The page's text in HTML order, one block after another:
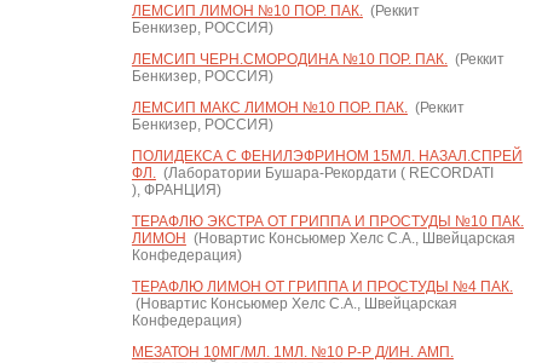
ЛЕМСИП ЛИМОН №10 ПОР. ПАК.(Реккит
Бенкизер, РОССИЯ)
ЛЕМСИП ЧЕРН.СМОРОДИНА №10 ПОР. ПАК.(Реккит
Бенкизер, РОССИЯ)
ЛЕМСИП МАКС ЛИМОН №10 ПОР. ПАК.(Реккит
Бенкизер, РОССИЯ)
ПОЛИДЕКСА С ФЕНИЛЭФРИНОМ 15МЛ. НАЗАЛ.СПРЕЙ
ФЛ.(Лаборатории Бушара-Рекордати ( RECORDATI
), ФРАНЦИЯ)
ТЕРАФЛЮ ЭКСТРА ОТ ГРИППА И ПРОСТУДЫ №10 ПАК.
ЛИМОН (Новартис Консьюмер Хелс С.А., Швейцарская
Конфедерация)
ТЕРАФЛЮ ЛИМОН ОТ ГРИППА И ПРОСТУДЫ №4 ПАК.
(Новартис Консьюмер Хелс С.А., Швейцарская
Конфедерация)
МЕЗАТОН 10МГ/МЛ. 1МЛ. №10 Р-Р Д/ИН. АМП.